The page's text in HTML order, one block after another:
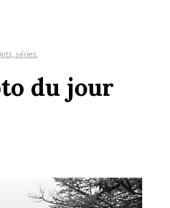
séries.
du jour